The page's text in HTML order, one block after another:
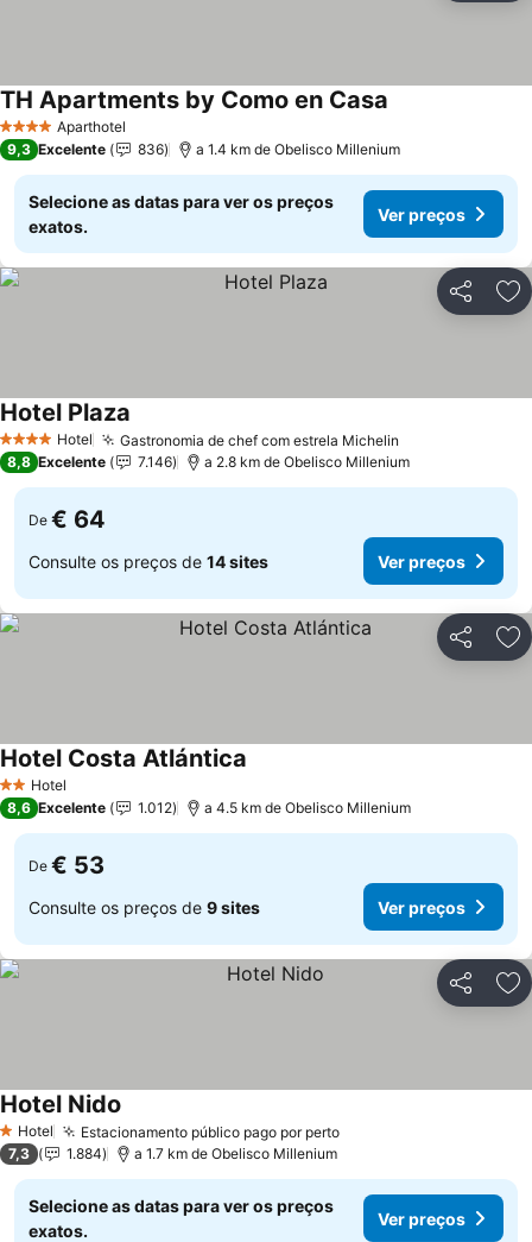
4 EstrelasAparthotel
TH Apartments by Como en Casa
9,3 Excelente 836 a 1.4 km de Obelisco Millenium
Selecione as datas para ver os preços
exatos.
Ver preços
Partilhar
4 EstrelasHotel Gastronomia de chef com estrela Michelin
Hotel Plaza
8,8 Excelente 7.146 a 2.8 km de Obelisco Millenium
De € 64
Consulte os preços de 14 sites Ver preços
Partilhar
2 Estrelas
Hotel
Hotel Costa Atlántica
8,6 Excelente 1.012 a 4.5 km de Obelisco Millenium
De € 53
Consulte os preços de 9 sites Ver preços
Partilhar
1 Estrelas
Hotel Estacionamento público pago por pertoVer preços
Hotel Nido
7,3 1.884 a 1.7 km de Obelisco Millenium
Selecione as datas para ver os preços
exatos.
Ver preços